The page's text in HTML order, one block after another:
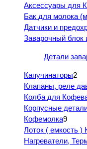
Аксессуары для
Бак для молока
Датчики и
Заварочный блок
Детали
Капучинаторы2
Клапаны, реле
Колба для
Корпусные
Кофемолка9
Лоток ( емкость
Нагреватели,